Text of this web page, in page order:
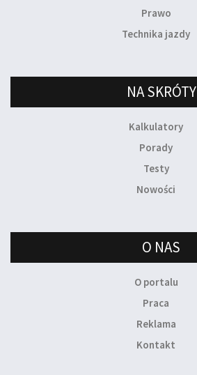
Prawo
Technika jazdy
NA SKRÓTY
Kalkulatory
Porady
Testy
Nowości
O NAS
O portalu
Praca
Reklama
Kontakt